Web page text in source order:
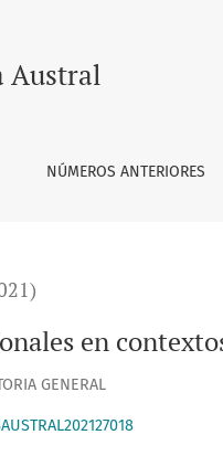
Austral
NÚMEROS ANTERIORES
en
GENERAL